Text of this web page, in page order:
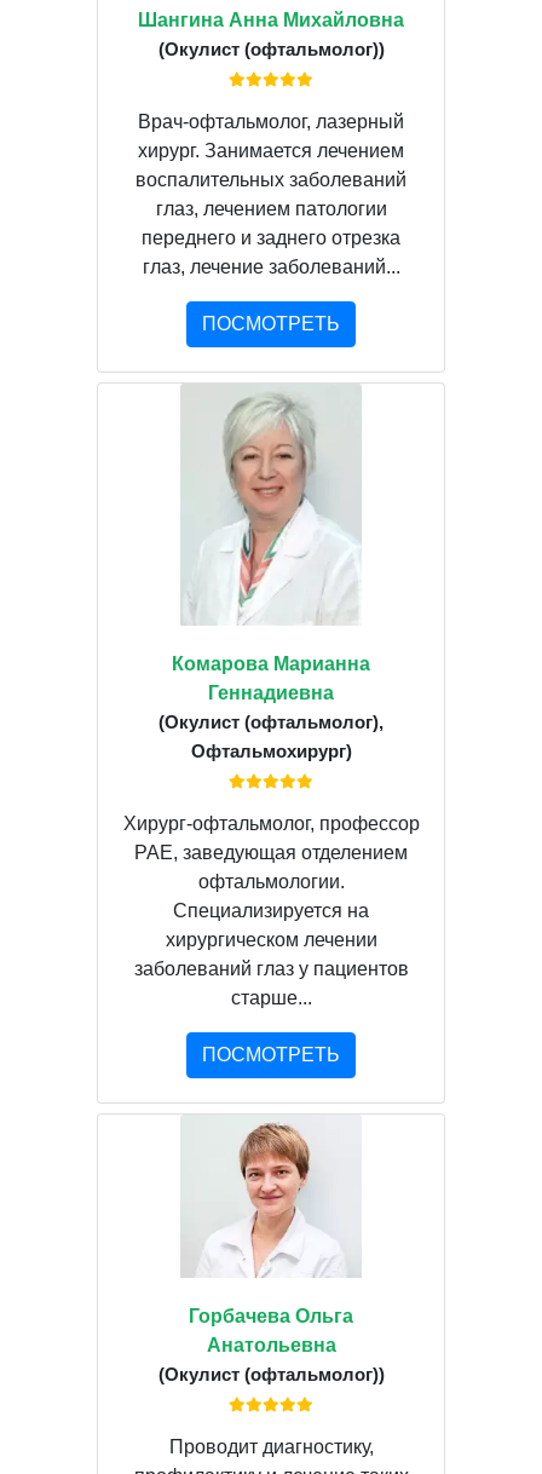
Шангина Анна Михайловна
(Окулист (офтальмолог))
Врач-офтальмолог, лазерный
хирург. Занимается лечением
воспалительных заболеваний
глаз, лечением патологии
переднего и заднего отрезка
глаз, лечение заболеваний...
ПОСМОТРЕТЬ
Комарова Марианна
Геннадиевна
(Окулист (офтальмолог),
Офтальмохирург)
Хирург-офтальмолог, профессор
РАЕ, заведующая отделением
офтальмологии.
Специализируется на
хирургическом лечении
заболеваний глаз у пациентов
старше...
ПОСМОТРЕТЬ
Горбачева Ольга
Анатольевна
(Окулист (офтальмолог))
Проводит диагностику,